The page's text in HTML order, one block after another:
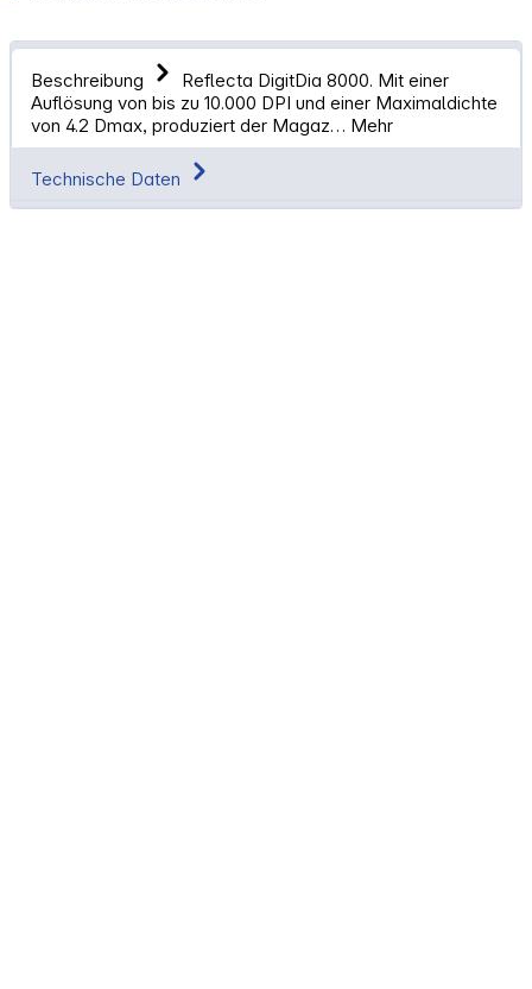
Beschreibung
Reflecta DigitDia 8000. Mit einer
Auflösung von bis zu 10.000 DPI und einer Maximaldichte
von 4.2 Dmax, produziert der Magaz… Mehr
Technische Daten